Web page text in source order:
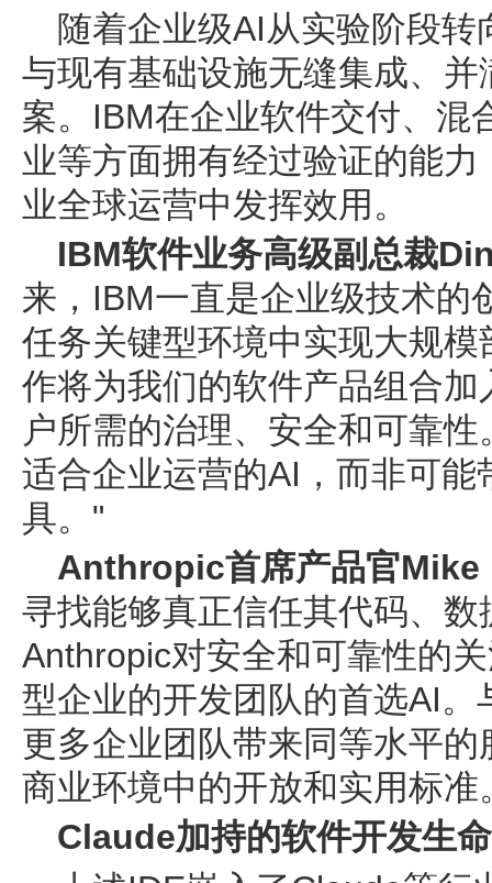
随着企业级AI从实验阶段
与现有基础设施无缝集成、
案。IBM在企业软件交付、混
业等方面拥有经过验证的能
业全球运营中发挥效用。
IBM软件业务高级副总裁
来，IBM一直是企业级技术的
任务关键型环境中实现大规
作将为我们的软件产品组合
户所需的治理、安全和可靠
适合企业运营的AI，而非可
具。"
Anthropic首席产品官
寻找能够真正信任其代码、
Anthropic对安全和可靠性的
型企业的开发团队的首选AI
更多企业团队带来同等水平
商业环境中的开放和实用标准
Claude加持的软件开发生